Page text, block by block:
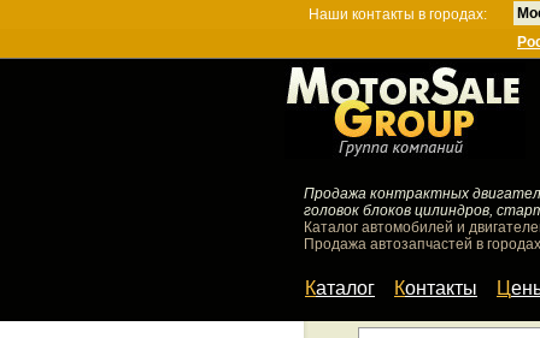
Наши контакты в городах:
Продажа контрактных
головок блоков цилиндров,
Каталог автомобилей и
Продажа автозапчастей в
Каталог Контакты